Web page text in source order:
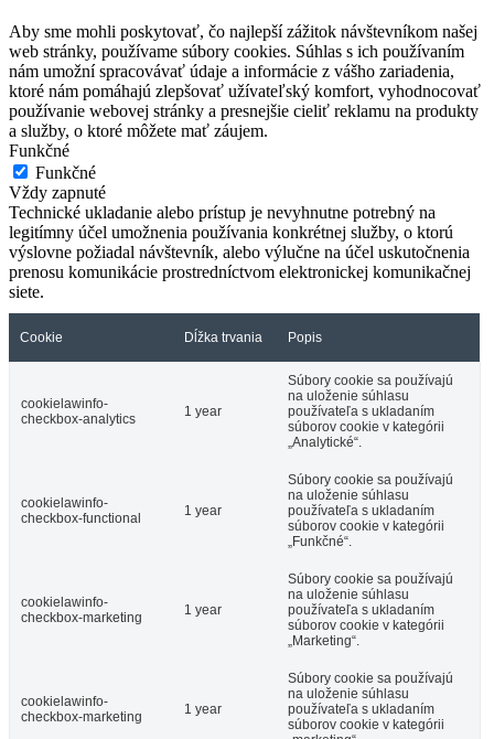
Aby sme mohli poskytovať, čo najlepší zážitok návštevníkom našej
web stránky, používame súbory cookies. Súhlas s ich používaním
nám umožní spracovávať údaje a informácie z vášho zariadenia,
ktoré nám pomáhajú zlepšovať užívateľský komfort, vyhodnocovať
používanie webovej stránky a presnejšie cieliť reklamu na produkty
a služby, o ktoré môžete mať záujem.
Funkčné
Funkčné
Vždy zapnuté
Technické ukladanie alebo prístup je nevyhnutne potrebný na
legitímny účel umožnenia používania konkrétnej služby, o ktorú
výslovne požiadal návštevník, alebo výlučne na účel uskutočnenia
prenosu komunikácie prostredníctvom elektronickej komunikačnej
siete.
Cookie Dĺžka trvania Popis
cookielawinfo-
checkbox-analytics
1 year
Súbory cookie sa používajú
na uloženie súhlasu
používateľa s ukladaním
súborov cookie v kategórii
„Analytické“.
cookielawinfo-
checkbox-functional
1 year
Súbory cookie sa používajú
na uloženie súhlasu
používateľa s ukladaním
súborov cookie v kategórii
„Funkčné“.
cookielawinfo-
checkbox-marketing
1 year
Súbory cookie sa používajú
na uloženie súhlasu
používateľa s ukladaním
súborov cookie v kategórii
„Marketing“.
cookielawinfo-
checkbox-marketing
1 year
Súbory cookie sa používajú
na uloženie súhlasu
používateľa s ukladaním
súborov cookie v kategórii